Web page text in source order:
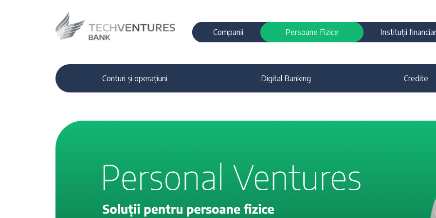
Companii Persoane Fizice Instituții
Conturi și operațiuni Digital Banking Credite